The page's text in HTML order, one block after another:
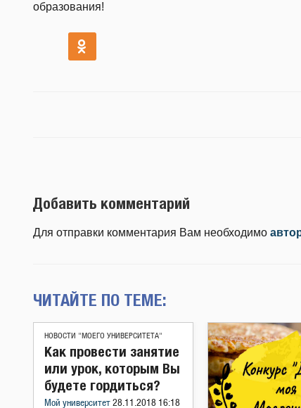
образования!
Добавить комментарий
Для отправки комментария Вам необходимо
ЧИТАЙТЕ ПО ТЕМЕ:
НОВОСТИ "МОЕГО УНИВЕРСИТЕТА"
Как провести занятие
или урок, которым Вы
будете гордиться?
Мой университет 28.11.2018 16:18